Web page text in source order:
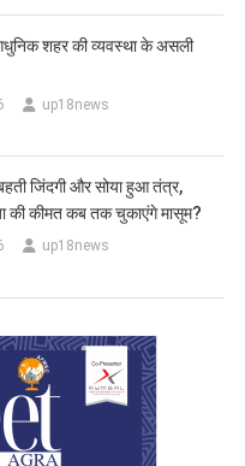
शहर की व्यवस्था के असली
up18news
जिंदगी और सोया हुआ तंत्र,
की कीमत कब तक चुकाएंगे मासूम?
up18news